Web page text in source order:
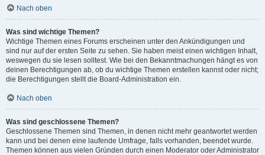
Nach oben
Was sind wichtige Themen?
Wichtige Themen eines Forums erscheinen unter den Ankündigungen und
sind nur auf der ersten Seite zu sehen. Sie haben meist einen wichtigen Inhalt,
weswegen du sie lesen solltest. Wie bei den Bekanntmachungen hängt es von
deinen Berechtigungen ab, ob du wichtige Themen erstellen kannst oder nicht;
die Berechtigungen stellt die Board-Administration ein.
Nach oben
Was sind geschlossene Themen?
Geschlossene Themen sind Themen, in denen nicht mehr geantwortet werden
kann und bei denen eine laufende Umfrage, falls vorhanden, beendet wurde.
Themen können aus vielen Gründen durch einen Moderator oder Administrator